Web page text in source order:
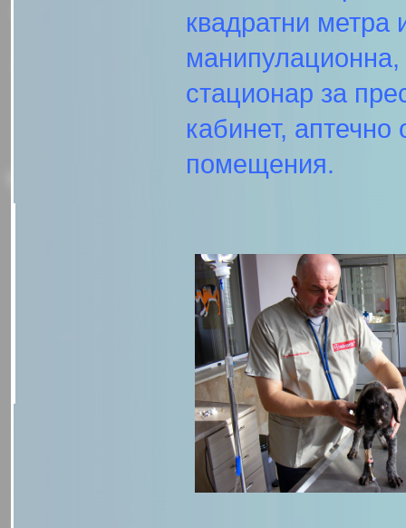
квадратни метра
манипулационна,
стационар за
кабинет,
помещения.